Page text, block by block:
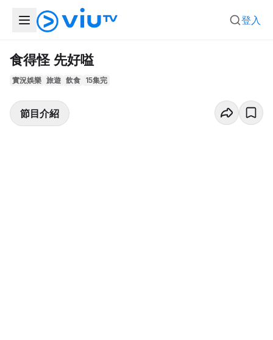
登入
食得怪 先好嗌
實況娛樂 旅遊 飲食 15集完
節目介紹